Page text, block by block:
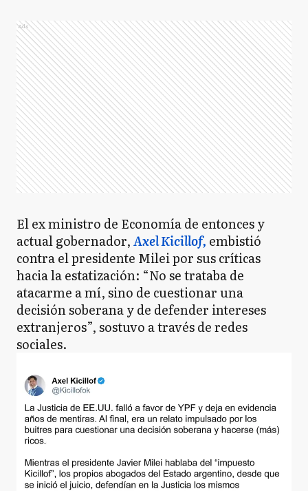
Ads
El ex ministro de Economía de entonces y
actual gobernador,Axel Kicillof, embistió
contra el presidente Milei por sus críticas
hacia la estatización: “No se trataba de
atacarme a mí, sino de cuestionar una
decisión soberana y de defender intereses
extranjeros”, sostuvo a través de redes
sociales.